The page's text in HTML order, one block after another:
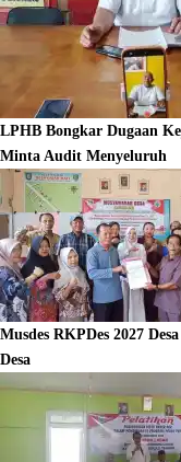
LPHB Bongkar Dugaan
Minta Audit Menyeluruh
Musdes RKPDes 2027
Desa